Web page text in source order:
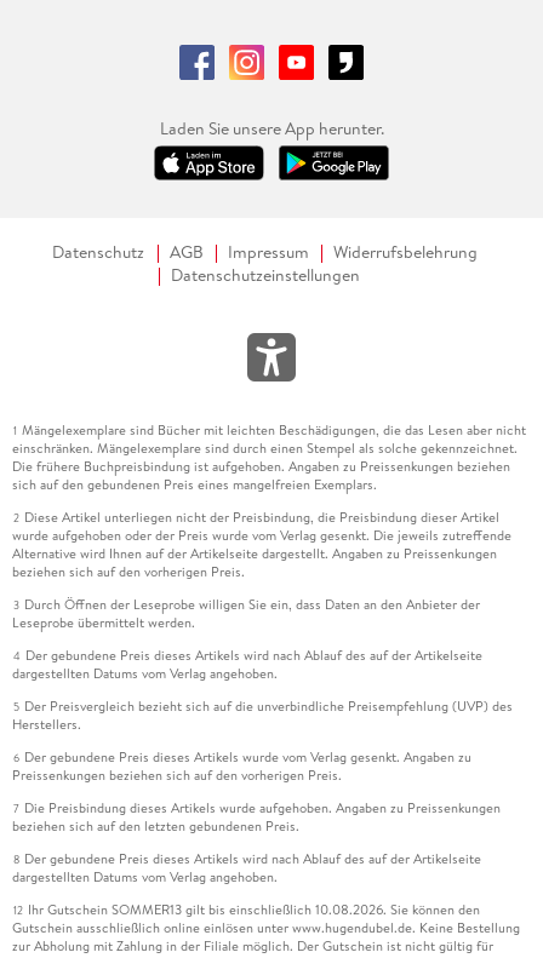
Laden Sie unsere App herunter.
Datenschutz AGB Impressum
Widerrufsbelehrung
Datenschutzeinstellungen
1 Mängelexemplare sind Bücher mit leichten Beschädigungen, die das Lesen aber nicht
einschränken. Mängelexemplare sind durch einen Stempel als solche gekennzeichnet.
Die frühere Buchpreisbindung ist aufgehoben. Angaben zu Preissenkungen beziehen
sich auf den gebundenen Preis eines mangelfreien Exemplars.
2 Diese Artikel unterliegen nicht der Preisbindung, die Preisbindung dieser Artikel
wurde aufgehoben oder der Preis wurde vom Verlag gesenkt. Die jeweils zutreffende
Alternative wird Ihnen auf der Artikelseite dargestellt. Angaben zu Preissenkungen
beziehen sich auf den vorherigen Preis.
3 Durch Öffnen der Leseprobe willigen Sie ein, dass Daten an den Anbieter der
Leseprobe übermittelt werden.
4 Der gebundene Preis dieses Artikels wird nach Ablauf des auf der Artikelseite
dargestellten Datums vom Verlag angehoben.
5 Der Preisvergleich bezieht sich auf die unverbindliche Preisempfehlung (UVP) des
Herstellers.
6 Der gebundene Preis dieses Artikels wurde vom Verlag gesenkt. Angaben zu
Preissenkungen beziehen sich auf den vorherigen Preis.
7 Die Preisbindung dieses Artikels wurde aufgehoben. Angaben zu Preissenkungen
beziehen sich auf den letzten gebundenen Preis.
8 Der gebundene Preis dieses Artikels wird nach Ablauf des auf der Artikelseite
dargestellten Datums vom Verlag angehoben.
12 Ihr Gutschein SOMMER13 gilt bis einschließlich 10.08.2026. Sie können den
Gutschein ausschließlich online einlösen unter www.hugendubel.de. Keine Bestellung
zur Abholung mit Zahlung in der Filiale möglich. Der Gutschein ist nicht gültig für